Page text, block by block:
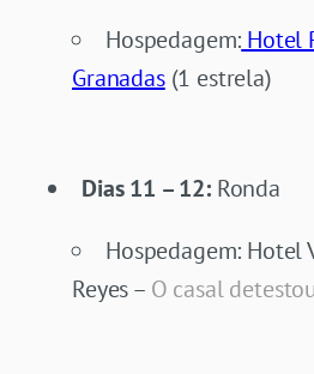
Hospedagem: Hotel
Granadas(1 estrela)
Dias 11 – 12:Ronda
Hospedagem: Hotel
Reyes – O casal